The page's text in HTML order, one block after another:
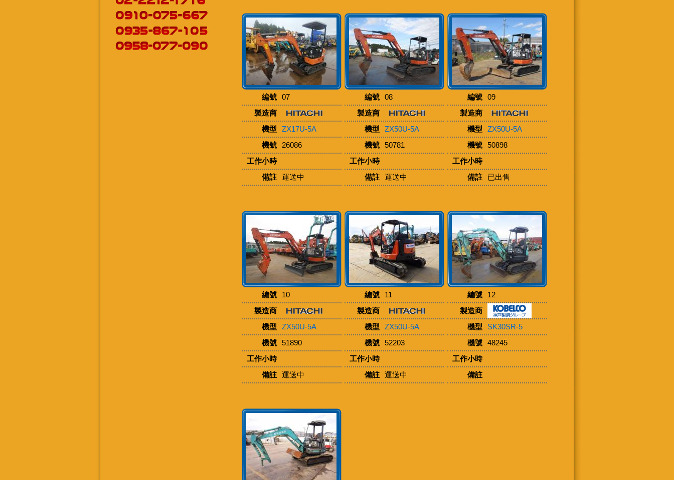
編號
07
製造商
機型
ZX17U-5A
機號
26086
工作小時
備註
運送中
編號
08
製造商
機型
ZX50U-5A
機號
50781
工作小時
備註
運送中
編號
09
製造商
機型
ZX50U-5A
機號
50898
工作小時
備註
已出售
編號
10
製造商
機型
ZX50U-5A
機號
51890
工作小時
備註
運送中
編號
11
製造商
機型
ZX50U-5A
機號
52203
工作小時
備註
運送中
編號
12
製造商
機型
SK30SR-5
機號
48245
工作小時
備註